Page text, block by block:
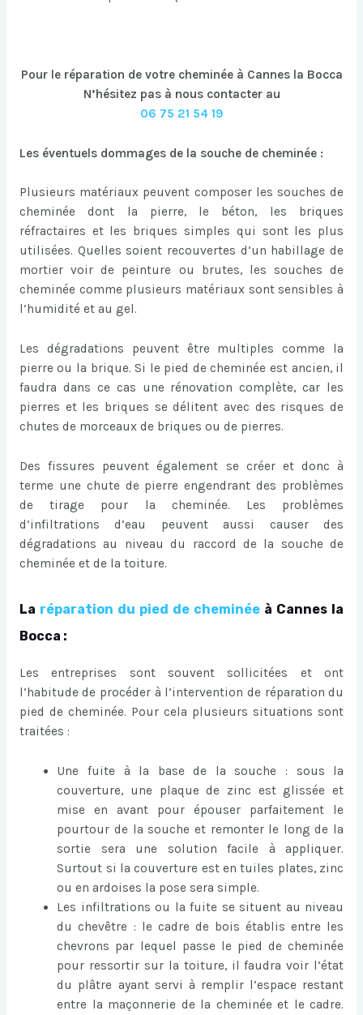
Pour le réparation de votre cheminée à Cannes la Bocca
N’hésitez pas à nous contacter au
06 75 21 54 19
Les éventuels dommages de la souche de cheminée :
Plusieurs matériaux peuvent composer les souches de
cheminée dont la pierre, le béton, les briques
réfractaires et les briques simples qui sont les plus
utilisées. Quelles soient recouvertes d’un habillage de
mortier voir de peinture ou brutes, les souches de
cheminée comme plusieurs matériaux sont sensibles à
l’humidité et au gel.
Les dégradations peuvent être multiples comme la
pierre ou la brique. Si le pied de cheminée est ancien, il
faudra dans ce cas une rénovation complète, car les
pierres et les briques se délitent avec des risques de
chutes de morceaux de briques ou de pierres.
Des fissures peuvent également se créer et donc à
terme une chute de pierre engendrant des problèmes
de tirage pour la cheminée. Les problèmes
d’infiltrations d’eau peuvent aussi causer des
dégradations au niveau du raccord de la souche de
cheminée et de la toiture.
La réparation du pied de cheminée à Cannes la
Bocca :
Les entreprises sont souvent sollicitées et ont
l’habitude de procéder à l’intervention de réparation du
pied de cheminée. Pour cela plusieurs situations sont
traitées :
Une fuite à la base de la souche : sous la
couverture, une plaque de zinc est glissée et
mise en avant pour épouser parfaitement le
pourtour de la souche et remonter le long de la
sortie sera une solution facile à appliquer.
Surtout si la couverture est en tuiles plates, zinc
ou en ardoises la pose sera simple.
Les infiltrations ou la fuite se situent au niveau
du chevêtre : le cadre de bois établis entre les
chevrons par lequel passe le pied de cheminée
pour ressortir sur la toiture, il faudra voir l’état
du plâtre ayant servi à remplir l’espace restant
entre la maçonnerie de la cheminée et le cadre.